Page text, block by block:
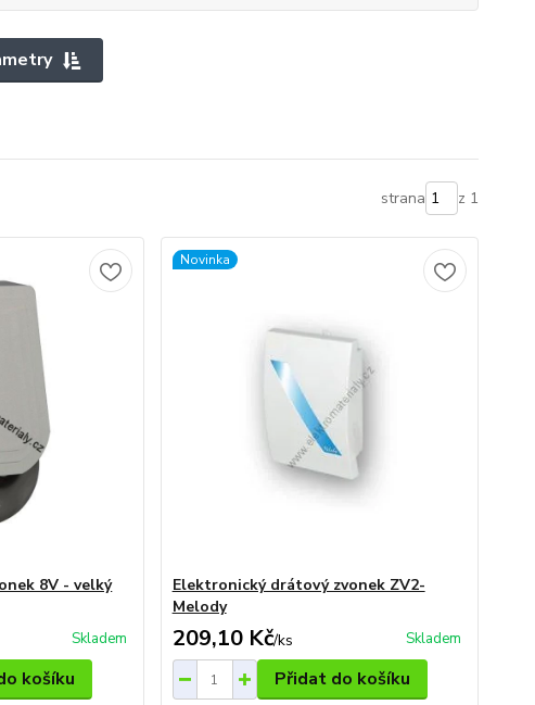
strana z 1
8V - velký
Skladem
košíku
Novinka
Elektronický drátový zvonek ZV2-
Melody
209,10 Kč/ks Skladem
Přidat do košíku